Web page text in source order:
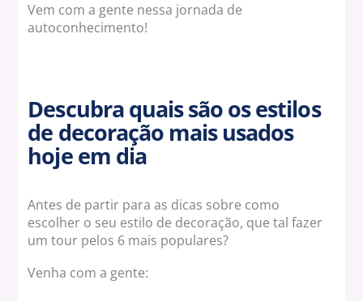
Vem com a gente nessa jornada de
autoconhecimento!
Descubra quais são os estilos
de decoração mais usados
hoje em dia
Antes de partir para as dicas sobre como
escolher o seu estilo de decoração, que tal fazer
um tour pelos 6 mais populares?
Venha com a gente: